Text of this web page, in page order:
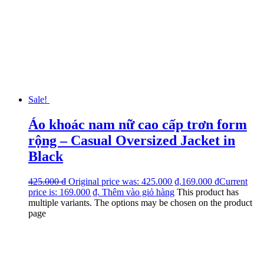
Sale!
Áo khoác nam nữ cao cấp trơn form
rộng – Casual Oversized Jacket in
Black
425.000₫ Original price was: 425.000 ₫.169.000 ₫Current
price is: 169.000 ₫. Thêm vào giỏ hàng This product has
multiple variants. The options may be chosen on the product
page